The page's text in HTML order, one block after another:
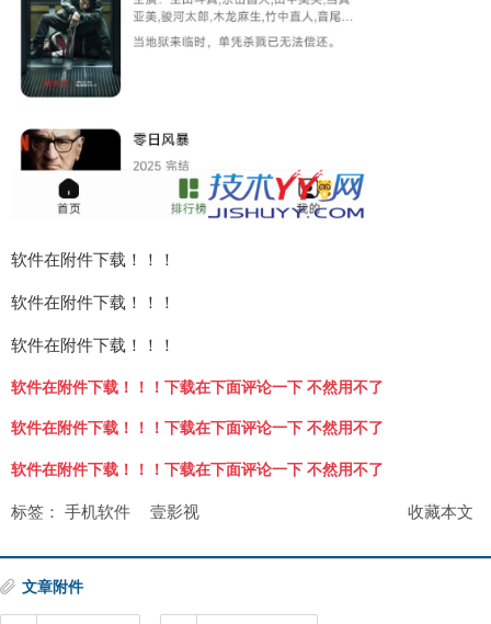
软件在附件下载！！！
软件在附件下载！！！
软件在附件下载！！！
软件在附件下载！！！下载在下面评论一下 不然用不了
软件在附件下载！！！下载在下面评论一下 不然用不了
软件在附件下载！！！下载在下面评论一下 不然用不了
收藏本文
标签： 手机软件 壹影视
文章附件